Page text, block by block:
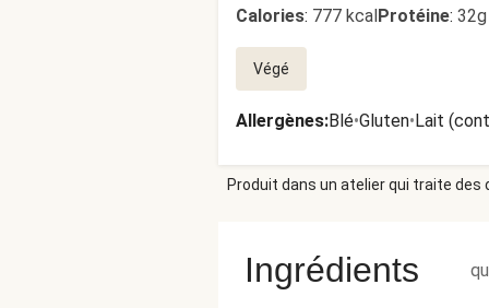
Calories: 777 kcalProtéine:
Végé
Allergènes:Blé•Gluten•Lait
Produit dans un atelier qui traite
Ingrédients